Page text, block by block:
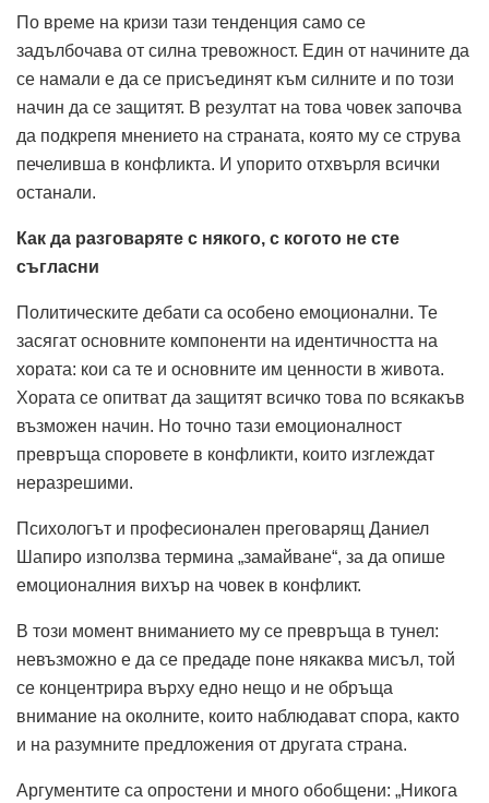
По време на кризи тази тенденция само се
задълбочава от силна тревожност. Един от начините да
се намали е да се присъединят към силните и по този
начин да се защитят. В резултат на това човек започва
да подкрепя мнението на страната, която му се струва
печеливша в конфликта. И упорито отхвърля всички
останали.
Как да разговаряте с някого, с когото не сте
съгласни
Политическите дебати са особено емоционални. Те
засягат основните компоненти на идентичността на
хората: кои са те и основните им ценности в живота.
Хората се опитват да защитят всичко това по всякакъв
възможен начин. Но точно тази емоционалност
превръща споровете в конфликти, които изглеждат
неразрешими.
Психологът и професионален преговарящ Даниел
Шапиро използва термина „замайване“, за да опише
емоционалния вихър на човек в конфликт.
В този момент вниманието му се превръща в тунел:
невъзможно е да се предаде поне някаква мисъл, той
се концентрира върху едно нещо и не обръща
внимание на околните, които наблюдават спора, както
и на разумните предложения от другата страна.
Аргументите са опростени и много обобщени: „Никога